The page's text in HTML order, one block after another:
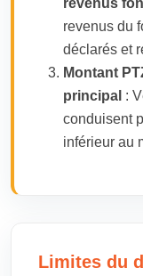
revenus
revenus du
déclarés et
Montant
principal :
conduisent
inférieur au
Limites du